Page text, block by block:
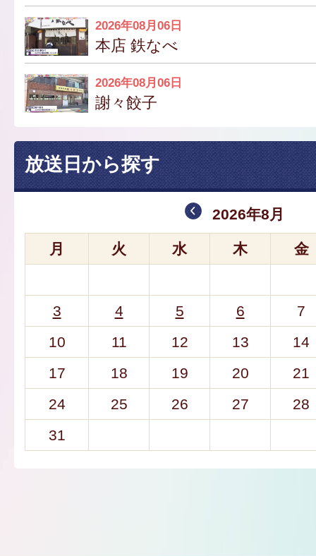
2026年08月06日
本店 鉄なべ
2026年08月06日
謝々餃子
放送日から探す
2026年8月
月 火 水 木 金
3 4 5 6
7
10
11 12 13
14
17
18 19 20
21
24
25 26 27
28
31